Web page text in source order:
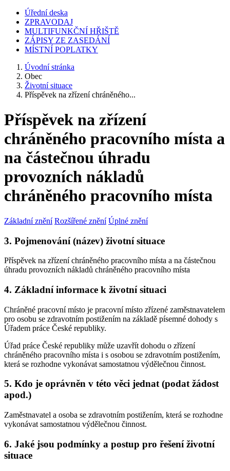
Úřední deska
ZPRAVODAJ
MULTIFUNKČNÍ HŘIŠTĚ
ZÁPISY ZE ZASEDÁNÍ
MÍSTNÍ POPLATKY
Úvodní stránka
Obec
Životní situace
Příspěvek na zřízení chráněného...
Příspěvek na zřízení
chráněného pracovního místa a
na částečnou úhradu
provozních nákladů
chráněného pracovního místa
Základní znění Rozšířené znění Úplné znění
3. Pojmenování (název) životní situace
Příspěvek na zřízení chráněného pracovního místa a na částečnou
úhradu provozních nákladů chráněného pracovního místa
4. Základní informace k životní situaci
Chráněné pracovní místo je pracovní místo zřízené zaměstnavatelem
pro osobu se zdravotním postižením na základě písemné dohody s
Úřadem práce České republiky.
Úřad práce České republiky může uzavřít dohodu o zřízení
chráněného pracovního místa i s osobou se zdravotním postižením,
která se rozhodne vykonávat samostatnou výdělečnou činnost.
5. Kdo je oprávněn v této věci jednat (podat žádost
apod.)
Zaměstnavatel a osoba se zdravotním postižením, která se rozhodne
vykonávat samostatnou výdělečnou činnost.
6. Jaké jsou podmínky a postup pro řešení životní
situace